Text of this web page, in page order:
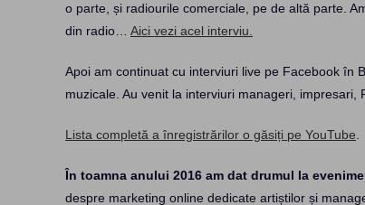
o parte, și radiourile comerciale, pe de altă parte.
din radio… Aici vezi acel interviu.
Apoi am continuat cu interviuri live pe Facebook în
muzicale. Au venit la interviuri manageri,
Lista completă a înregistrărilor o găsiți pe YouTube.
În toamna anului 2016 am dat drumul la
despre marketing online dedicate artiștilor și